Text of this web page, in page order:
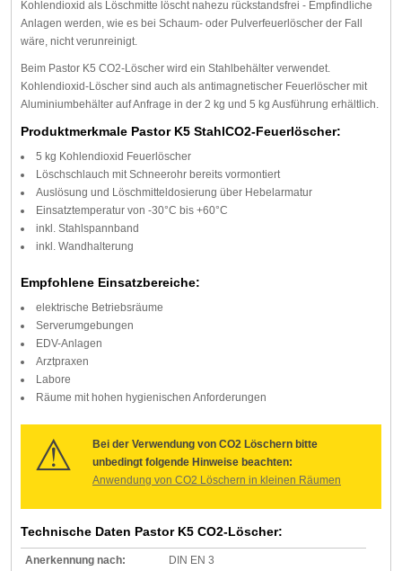
Kohlendioxid als Löschmitte löscht nahezu rückstandsfrei - Empfindliche
Anlagen werden, wie es bei Schaum- oder Pulverfeuerlöscher der Fall
wäre, nicht verunreinigt.
Beim Pastor K5 CO2-Löscher wird ein Stahlbehälter verwendet.
Kohlendioxid-Löscher sind auch als antimagnetischer Feuerlöscher mit
Aluminiumbehälter auf Anfrage in der 2 kg und 5 kg Ausführung erhältlich.
Produktmerkmale Pastor K5 StahlCO2-Feuerlöscher:
5 kg Kohlendioxid Feuerlöscher
Löschschlauch mit Schneerohr bereits vormontiert
Auslösung und Löschmitteldosierung über Hebelarmatur
Einsatztemperatur von -30°C bis +60°C
inkl. Stahlspannband
inkl. Wandhalterung
Empfohlene Einsatzbereiche:
elektrische Betriebsräume
Serverumgebungen
EDV-Anlagen
Arztpraxen
Labore
Räume mit hohen hygienischen Anforderungen
Bei der Verwendung von CO2 Löschern bitte
unbedingt folgende Hinweise beachten:
Anwendung von CO2 Löschern in kleinen Räumen
Technische Daten Pastor K5 CO2-Löscher:
Anerkennung nach:
DIN EN 3